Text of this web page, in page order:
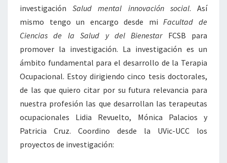
investigaciónSalud mental innovación social. Así
mismo tengo un encargo desde miFacultad de
Ciencias de la Salud y del BienestarFCSB para
promover la investigación. La investigación es un
ámbito fundamental para el desarrollo de la Terapia
Ocupacional. Estoy dirigiendo cinco tesis doctorales,
de las que quiero citar por su futura relevancia para
nuestra profesión las que desarrollan las terapeutas
ocupacionales Lidia Revuelto, Mónica Palacios y
Patricia Cruz. Coordino desde la UVic-UCC los
proyectos de investigación: